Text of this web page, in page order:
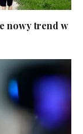
nowy trend w